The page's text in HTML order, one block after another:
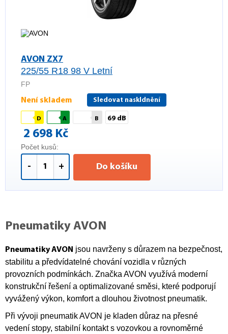
AVON ZX7
225/55 R18 98 V Letní
FP
Není skladem Sledovat naskldnění
D A B 69 dB
2 698 Kč
Počet kusů:
- + Do košíku
Pneumatiky AVON
Pneumatiky AVON jsou navrženy s důrazem na bezpečnost,
stabilitu a předvídatelné chování vozidla v různých
provozních podmínkách. Značka AVON využívá moderní
konstrukční řešení a optimalizované směsi, které podporují
vyvážený výkon, komfort a dlouhou životnost pneumatik.
Při vývoji pneumatik AVON je kladen důraz na přesné
vedení stopy, stabilní kontakt s vozovkou a rovnoměrné